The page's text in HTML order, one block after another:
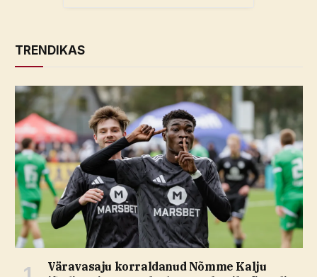
TRENDIKAS
Väravasaju korraldanud Nõmme Kalju